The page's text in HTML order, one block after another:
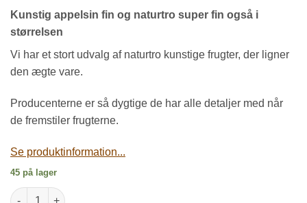
Kunstig appelsin fin og naturtro super fin også i
størrelsen
Vi har et stort udvalg af naturtro kunstige frugter, der ligner
den ægte vare.
Producenterne er så dygtige de har alle detaljer med når
de fremstiler frugterne.
Se produktinformation...
45 på lager
Appelsin fin og naturtro antal